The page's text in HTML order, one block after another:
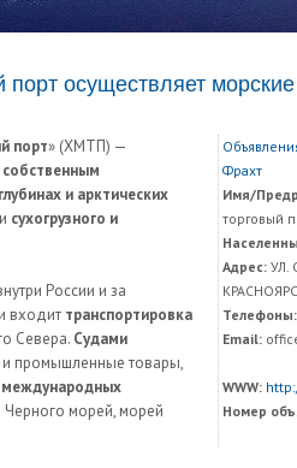
порт осуществляет
порт» (ХМТП) —
и арктических
сухогрузного и
России и за
входит транспортировка
Севера. Судами
промышленные товары,
международных
морей, морей
Фрахт
Имя/
торговый
Адрес: УЛ.
Телефоны:
Email:
WWW:
Номер